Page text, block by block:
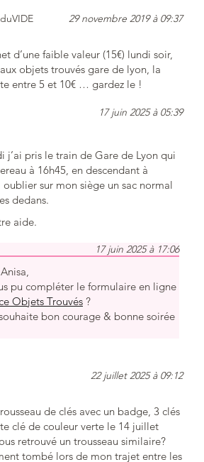
29 novembre 2019 à 09:37
d’une faible valeur (15€) lundi soir,
objets trouvés gare de lyon, la
entre 5 et 10€ … gardez le !
17 juin 2025 à 05:39
j’ai pris le train de Gare de Lyon qui
à 16h45, en descendant à
oublier sur mon siège un sac normal
dedans.
aide.
17 juin 2025 à 17:06
pu compléter le formulaire en ligne
Objets Trouvés ?
bon courage & bonne soirée
22 juillet 2025 à 09:12
de clés avec un badge, 3 clés
clé de couleur verte le 14 juillet
retrouvé un trousseau similaire?
tombé lors de mon trajet entre les